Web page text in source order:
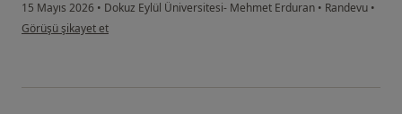
15 Mayıs 2026 • Dokuz Eylül Üniversitesi- Mehmet Erduran • Randevu •
kullanıcının görüşüne göre be...n
Görüşü şikayet et